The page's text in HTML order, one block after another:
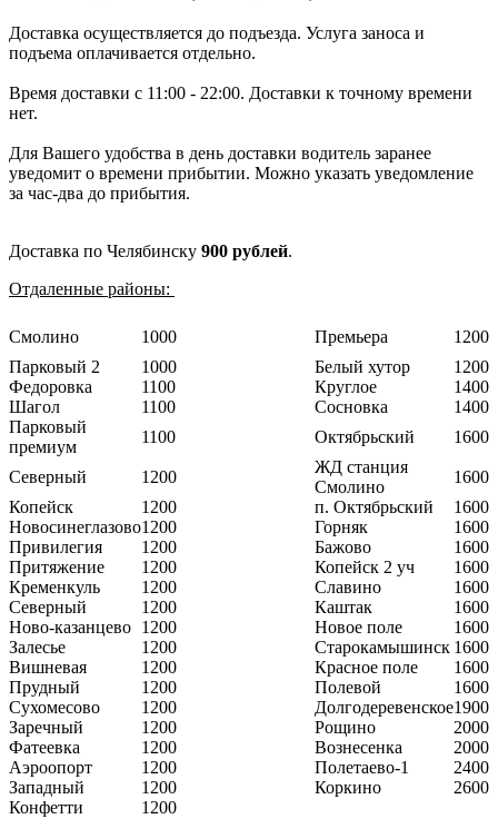
Доставка осуществляется до подъезда. Услуга заноса и
подъема оплачивается отдельно.
Время доставки с 11:00 - 22:00. Доставки к точному времени
нет.
Для Вашего удобства в день доставки водитель заранее
уведомит о времени прибытии. Можно указать уведомление
за час-два до прибытия.
Доставка по Челябинску 900 рублей.
Отдаленные районы:
Смолино 1000 Премьера
1200
Парковый 2
1000 Белый хутор
1200
Федоровка
1100 Круглое
1400
Шагол
1100 Сосновка
1400
Парковый
премиум
1100 Октябрьский 1600
Северный 1200
ЖД станция
Смолино
1600
Копейск
1200 п. Октябрьский
1600
Новосинеглазово1200 Горняк
1600
Привилегия
1200 Бажово
1600
Притяжение
1200 Копейск 2 уч
1600
Кременкуль
1200 Славино
1600
Северный
1200 Каштак
1600
Ново-казанцево 1200 Новое поле
1600
Залесье
1200 Старокамышинск 1600
Вишневая
1200 Красное поле
1600
Прудный
1200 Полевой
1600
Сухомесово
1200 Долгодеревенское1900
Заречный
1200 Рощино
2000
Фатеевка
1200 Вознесенка
2000
Аэроопорт
1200 Полетаево-1
2400
Западный
1200 Коркино
2600
Конфетти
1200